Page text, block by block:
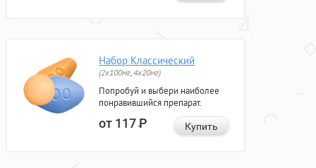
Набор Классический
(2x100мг, 4x20мг)
Попробуй и выбери наиболее
понравившийся препарат.
от 117Р Купить